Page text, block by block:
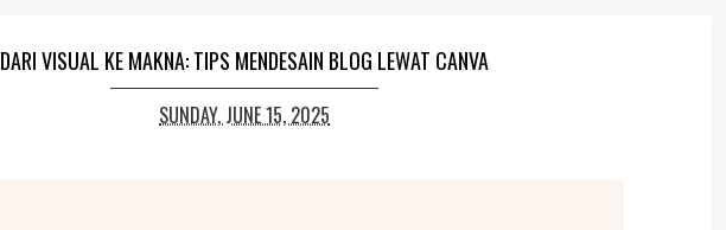
DARI VISUAL KE MAKNA: TIPS MENDESAIN BLOG LEWAT CANVA
SUNDAY, JUNE 15, 2025